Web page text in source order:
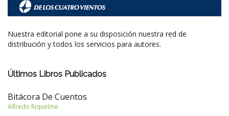
Nuestra editorial pone a su disposición nuestra red de
distribución y todos los servicios para autores.
Últimos Libros Publicados
Bitácora De Cuentos
Alfredo Riquelme